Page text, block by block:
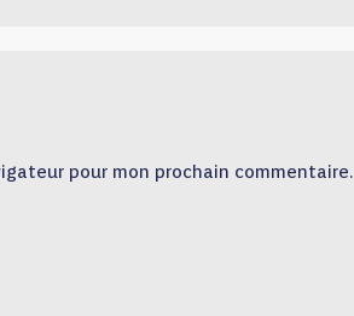
pour mon prochain commentaire.